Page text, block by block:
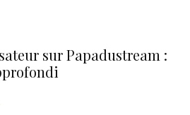
sur Papadustream :